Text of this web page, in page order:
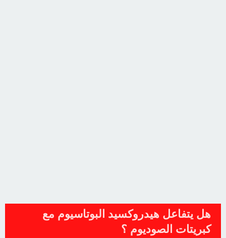
هل يتفاعل هيدروكسيد البوتاسيوم مع
كبريتات الصوديوم ؟